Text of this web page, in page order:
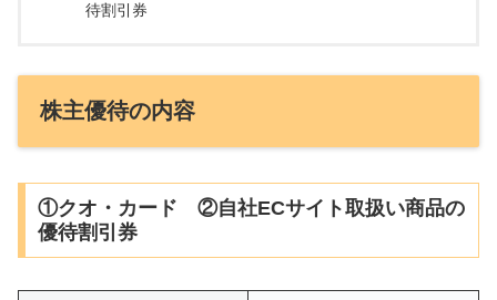
待割引券
株主優待の内容
①クオ・カード ②自社ECサイト取扱い商品の
優待割引券